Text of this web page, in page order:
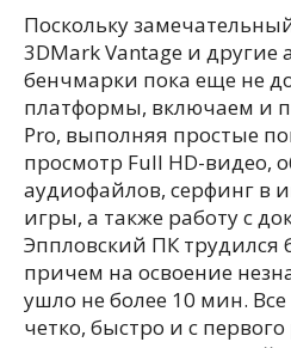
Поскольку
3DMark Vantage и другие
бенчмарки пока еще не
платформы, включаем и
Pro, выполняя простые
просмотр Full HD-видео,
аудиофайлов, серфинг в
игры, а также работу с
Эппловский ПК трудился
причем на освоение
ушло не более 10 мин.
четко, быстро и с